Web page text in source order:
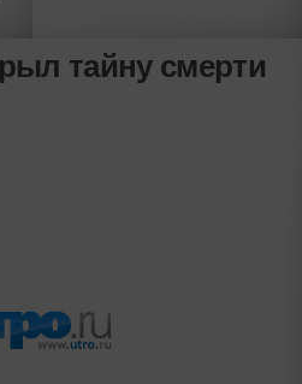
тайну смерти